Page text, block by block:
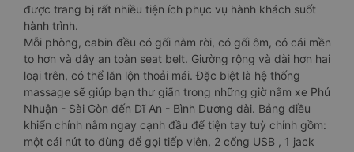
được trang bị rất nhiều tiện ích phục vụ hành khách suốt
hành trình.
Mỗi phòng, cabin đều có gối nằm rời, có gối ôm, có cái mền
to hơn và dây an toàn seat belt. Giường rộng và dài hơn hai
loại trên, có thể lăn lộn thoải mái. Đặc biệt là hệ thống
massage sẽ giúp bạn thư giãn trong những giờ nằm xe Phú
Nhuận - Sài Gòn đến Dĩ An - Bình Dương dài. Bảng điều
khiển chính nằm ngay cạnh đầu để tiện tay tuỳ chỉnh gồm:
một cái nút to đùng để gọi tiếp viên, 2 cổng USB , 1 jack